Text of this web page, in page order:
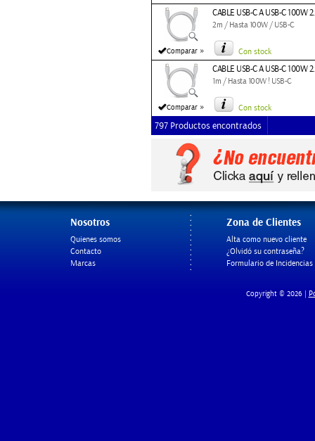
Comparar »
CABLE USB-C A USB-C 100W
2m / Hasta 100W / USB-C
Con stock
Comparar »
CABLE USB-C A USB-C 100W
1m / Hasta 100W ! USB-C
Con stock
797 Productos encontrados
Nosotros
Quienes somos
Contacto
Marcas
Zona de Clientes
Alta como nuevo cliente
¿Olvidó su contraseña?
Formulario de Incidencias
Copyright © 2026 |